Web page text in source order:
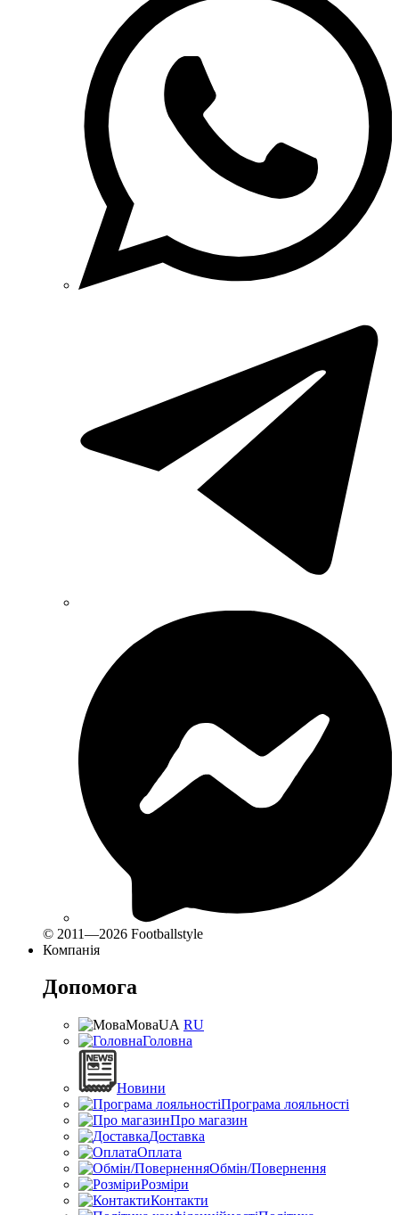
© 2011—2026 Footballstyle
Компанія
Допомога
МоваUA RU
Головна
Новини
Програма лояльності
Про магазин
Доставка
Оплата
Обмін/Повернення
Розміри
Контакти